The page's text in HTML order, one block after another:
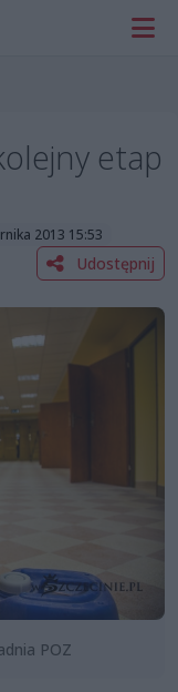
etap
2013 15:53
Udostępnij
POZ